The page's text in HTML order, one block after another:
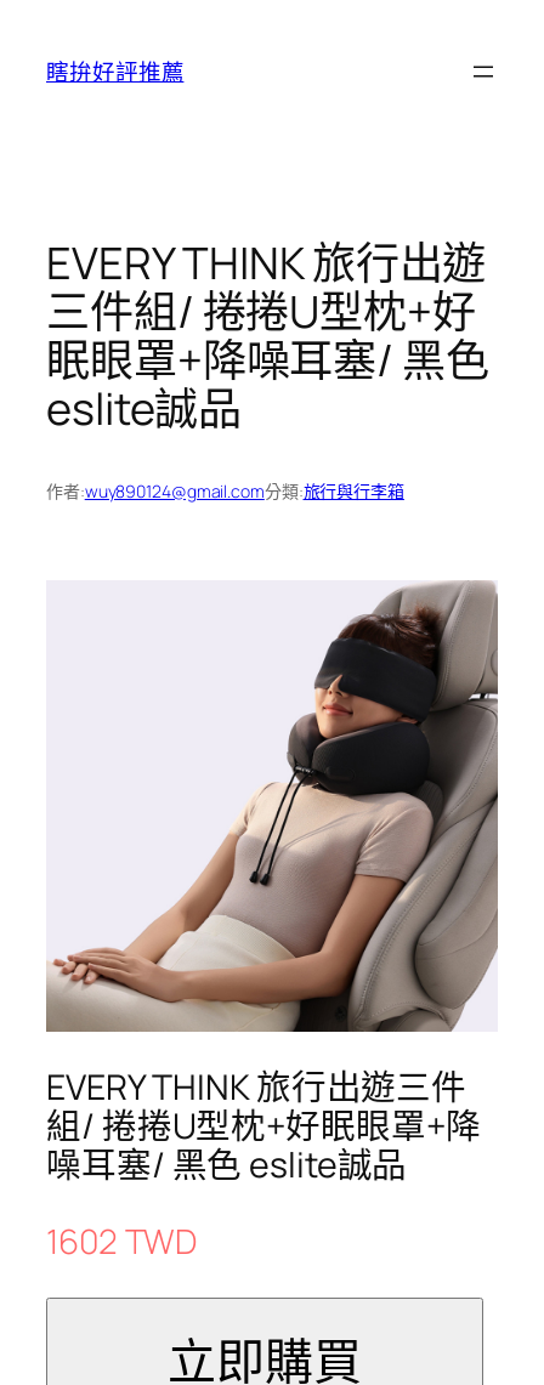
瞎拚好評推薦
EVERY THINK 旅行出遊
三件組/ 捲捲U型枕+好
眠眼罩+降噪耳塞/ 黑色
eslite誠品
作者:wuy890124@gmail.com分類:旅行與行李箱
EVERY THINK 旅行出遊三件
組/ 捲捲U型枕+好眠眼罩+降
噪耳塞/ 黑色 eslite誠品
1602 TWD